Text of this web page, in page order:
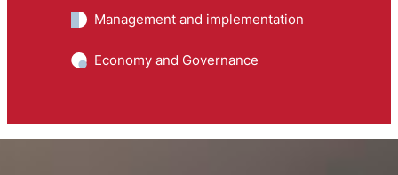
Management and implementation
Economy and Governance